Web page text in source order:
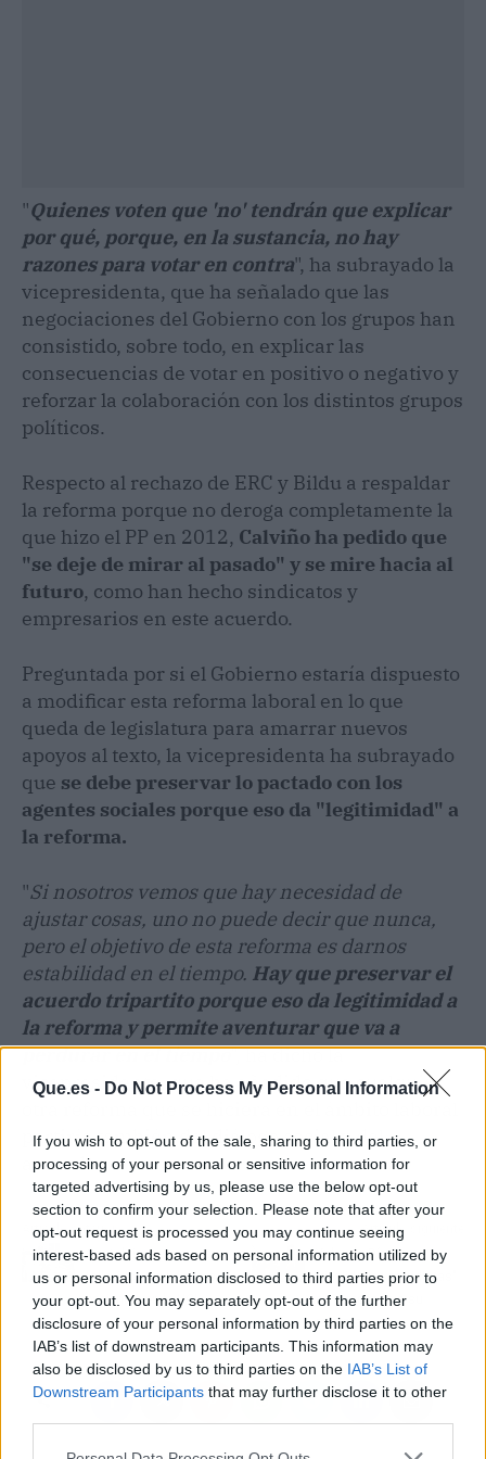
Que.es - Do Not Process My Personal Information
If you wish to opt-out of the sale, sharing to third parties, or
processing of your personal or sensitive information for
targeted advertising by us, please use the below opt-out
section to confirm your selection. Please note that after your
opt-out request is processed you may continue seeing
interest-based ads based on personal information utilized by
us or personal information disclosed to third parties prior to
your opt-out. You may separately opt-out of the further
disclosure of your personal information by third parties on the
IAB’s list of downstream participants. This information may
also be disclosed by us to third parties on the IAB’s List of
Downstream Participants that may further disclose it to other
"Quienes voten que 'no' tendrán que explicar
por qué, porque, en la sustancia, no hay
razones para votar en contra", ha subrayado la
vicepresidenta, que ha señalado que las
negociaciones del Gobierno con los grupos han
consistido, sobre todo, en explicar las
consecuencias de votar en positivo o negativo y
reforzar la colaboración con los distintos grupos
políticos.
Respecto al rechazo de ERC y Bildu a respaldar
la reforma porque no deroga completamente la
que hizo el PP en 2012, Calviño ha pedido que
"se deje de mirar al pasado" y se mire hacia al
futuro, como han hecho sindicatos y
empresarios en este acuerdo.
Preguntada por si el Gobierno estaría dispuesto
a modificar esta reforma laboral en lo que
queda de legislatura para amarrar nuevos
apoyos al texto, la vicepresidenta ha subrayado
que se debe preservar lo pactado con los
agentes sociales porque eso da "legitimidad" a
la reforma.
"Si nosotros vemos que hay necesidad de
ajustar cosas, uno no puede decir que nunca,
pero el objetivo de esta reforma es darnos
estabilidad en el tiempo. Hay que preservar el
acuerdo tripartito porque eso da legitimidad a
la reforma y permite aventurar que va a
perdurar en el tiempo", ha dicho la
vicepresidente, que ha añadido que cualquier
partiría también del diálogo social y del
acuerdo.
Artículo anterior
Cantabria suma cuatro
fallecidos Covid y tres
pacientes en la UCI
Artículo siguiente
Yolanda Díaz ve
"rivalidades partidistas"
en el rechazo a su
reforma